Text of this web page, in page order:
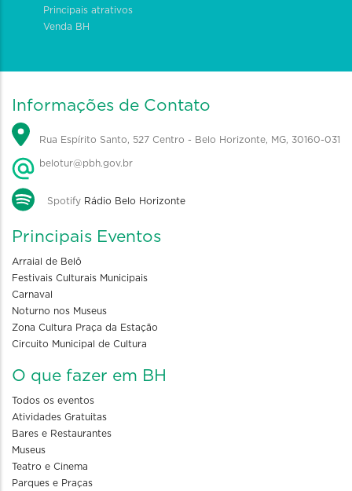
Principais atrativos
Venda BH
Informações de Contato
Rua Espírito Santo, 527 Centro - Belo Horizonte, MG, 30160-031
belotur@pbh.gov.br
Spotify Rádio Belo Horizonte
Principais Eventos
Arraial de Belô
Festivais Culturais Municipais
Carnaval
Noturno nos Museus
Zona Cultura Praça da Estação
Circuito Municipal de Cultura
O que fazer em BH
Todos os eventos
Atividades Gratuitas
Bares e Restaurantes
Museus
Teatro e Cinema
Parques e Praças